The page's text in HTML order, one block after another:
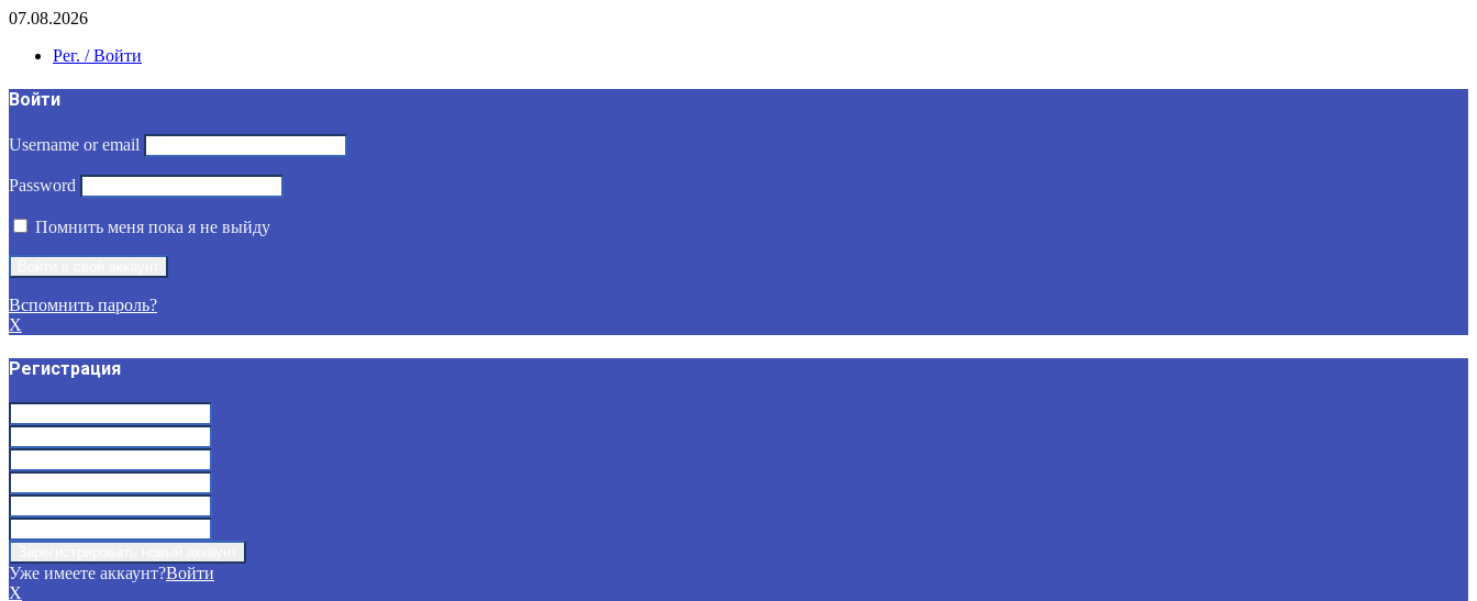
07.08.2026
Рег. / Войти
Войти
Username or email
Password
Помнить меня пока я не выйду
Вспомнить пароль?
X
Регистрация
Уже имеете аккаунт?Войти
X